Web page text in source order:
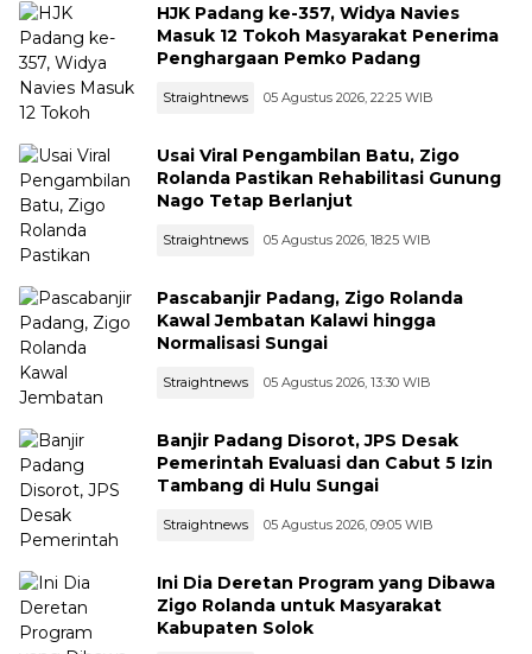
HJK Padang ke-357, Widya Navies
Masuk 12 Tokoh Masyarakat Penerima
Penghargaan Pemko Padang
Straightnews 05 Agustus 2026, 22:25 WIB
Usai Viral Pengambilan Batu, Zigo
Rolanda Pastikan Rehabilitasi Gunung
Nago Tetap Berlanjut
Straightnews 05 Agustus 2026, 18:25 WIB
Pascabanjir Padang, Zigo Rolanda
Kawal Jembatan Kalawi hingga
Normalisasi Sungai
Straightnews 05 Agustus 2026, 13:30 WIB
Banjir Padang Disorot, JPS Desak
Pemerintah Evaluasi dan Cabut 5 Izin
Tambang di Hulu Sungai
Straightnews 05 Agustus 2026, 09:05 WIB
Ini Dia Deretan Program yang Dibawa
Zigo Rolanda untuk Masyarakat
Kabupaten Solok